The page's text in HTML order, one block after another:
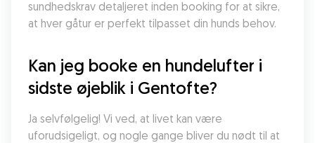
sundhedskrav detaljeret inden booking for at sikre,
at hver gåtur er perfekt tilpasset din hunds behov.
Kan jeg booke en hundelufter i
sidste øjeblik i Gentofte?
Ja selvfølgelig! Vi ved, at livet kan være
uforudsigeligt, og nogle gange bliver du nødt til at